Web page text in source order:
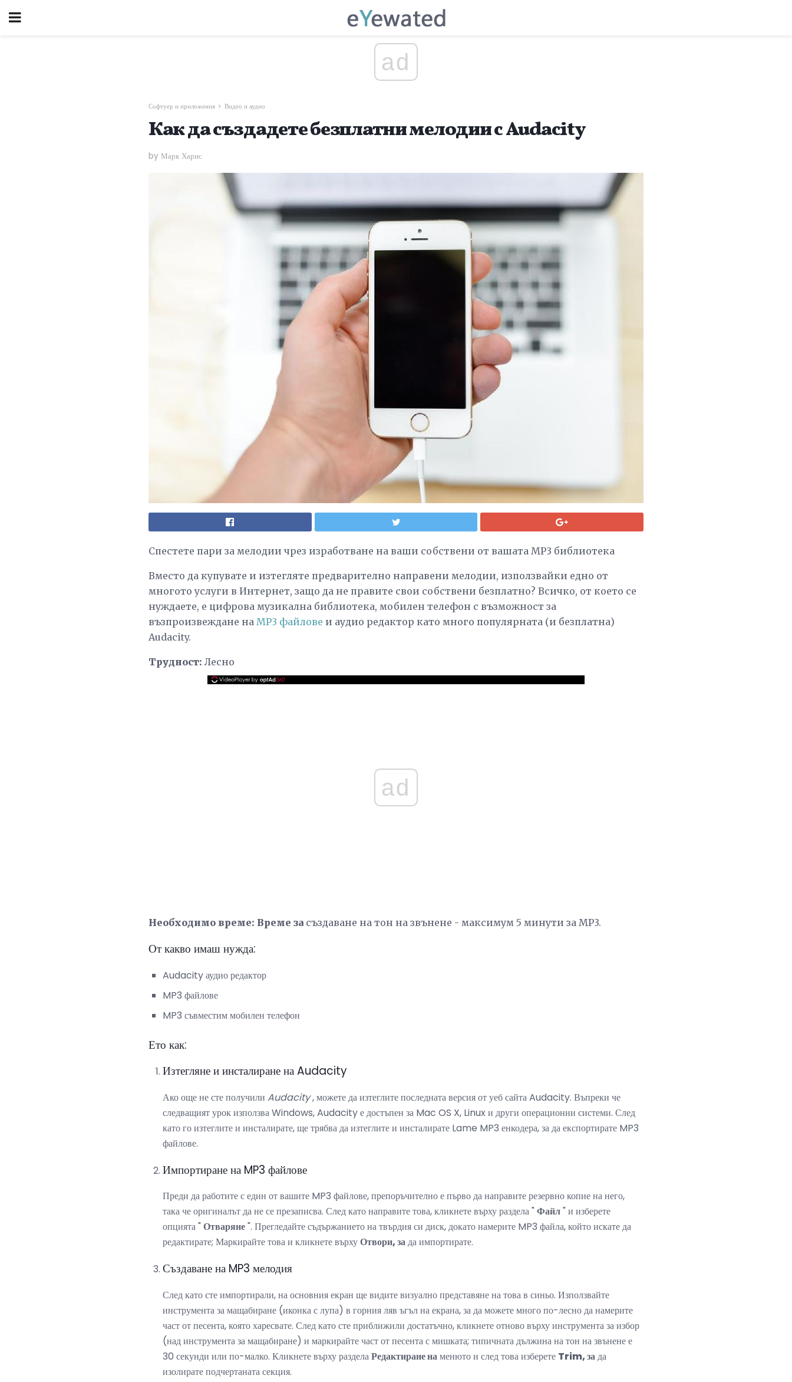
ad
Софтуер и приложения Видео и аудио
Как да създадете безплатни мелодии с Audacity
by Марк Харис
Спестете пари за мелодии чрез изработване на ваши собствени от вашата MP3 библиотека
Вместо да купувате и изтегляте предварително направени мелодии, използвайки едно от
многото услуги в Интернет, защо да не правите свои собствени безплатно? Всичко, от което се
нуждаете, е цифрова музикална библиотека, мобилен телефон с възможност за
възпроизвеждане на MP3 файлове и аудио редактор като много популярната (и безплатна)
Audacity.
Трудност: Лесно
ad
Необходимо време: Време за създаване на тон на звънене - максимум 5 минути за MP3.
От какво имаш нужда:
Audacity аудио редактор
MP3 файлове
MP3 съвместим мобилен телефон
Ето как:
Изтегляне и инсталиране на Audacity
Ако още не сте получили Audacity, можете да изтеглите последната версия от уеб сайта Audacity. Въпреки че
следващият урок използва Windows, Audacity е достъпен за Mac OS X, Linux и други операционни системи. След
като го изтеглите и инсталирате, ще трябва да изтеглите и инсталирате Lame MP3 енкодера, за да експортирате MP3
файлове.
Импортиране на MP3 файлове
Преди да работите с един от вашите MP3 файлове, препоръчително е първо да направите резервно копие на него,
така че оригиналът да не се презаписва. След като направите това, кликнете върху раздела " Файл" и изберете
опцията " Отваряне". Прегледайте съдържанието на твърдия си диск, докато намерите MP3 файла, който искате да
редактирате; Маркирайте това и кликнете върхуОтвори, зада импортирате.
Създаване на MP3 мелодия
След като сте импортирали, на основния екран ще видите визуално представяне на това в синьо. Използвайте
инструмента за мащабиране (иконка с лупа) в горния ляв ъгъл на екрана, за да можете много по-лесно да намерите
част от песента, която харесвате. След като сте приближили достатъчно, кликнете отново върху инструмента за избор
(над инструмента за мащабиране) и маркирайте част от песента с мишката; типичната дължина на тон на звънене е
30 секунди или по-малко. Кликнете върху разделаРедактиране наменюто и след това изберете Trim, зада
изолирате подчертаната секция.